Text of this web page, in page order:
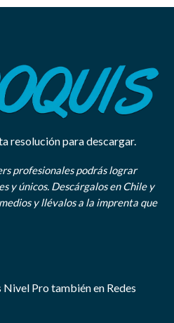
resolución para descargar.
profesionales podrás lograr
y únicos. Descárgalos en Chile y
y llévalos a la imprenta que
Pro también en Redes